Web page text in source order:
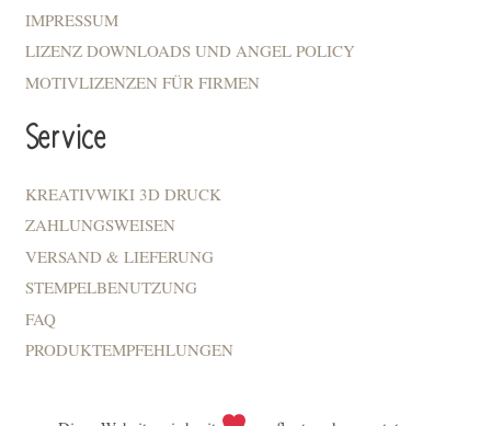
IMPRESSUM
LIZENZ DOWNLOADS UND ANGEL POLICY
MOTIVLIZENZEN FÜR FIRMEN
Service
KREATIVWIKI 3D DRUCK
ZAHLUNGSWEISEN
VERSAND & LIEFERUNG
STEMPELBENUTZUNG
FAQ
PRODUKTEMPFEHLUNGEN